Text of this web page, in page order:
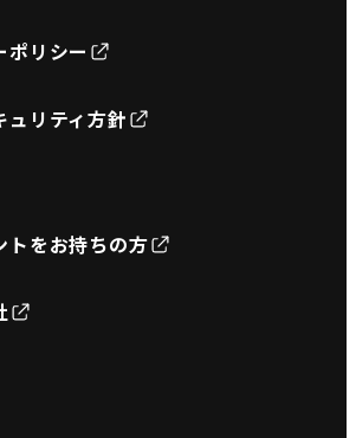
ポリシー
ュリティ方針
トをお持ちの方